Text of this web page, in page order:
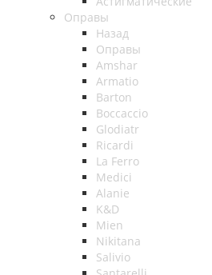
Оправы
Назад
Оправы
Amshar
Armatio
Barton
Boccaccio
Glodiatr
Ricardi
La Ferro
Medici
Alanie
K&D
Mien
Nikitana
Salivio